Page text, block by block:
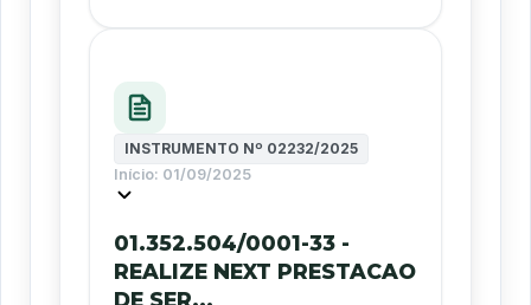
INSTRUMENTO Nº 02232/2025
Início: 01/09/2025
01.352.504/0001-33 -
REALIZE NEXT PRESTACAO
DE SER...